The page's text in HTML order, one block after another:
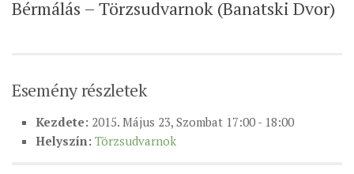
PÜSPÖK
EGYHÁZMEGYEI LEVÉLTÁR
LELKIPÁSZTOROK
SZERZETESRENDEK
Bérmálás – Törzsudvarnok (Banatski Dvor)
Esemény részletek
Kezdete: 2015. Május 23, Szombat 17:00 - 18:00
Helyszín: Törzsudvarnok